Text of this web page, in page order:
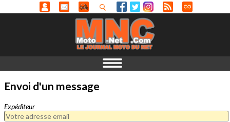
Envoi d'un message
Expéditeur